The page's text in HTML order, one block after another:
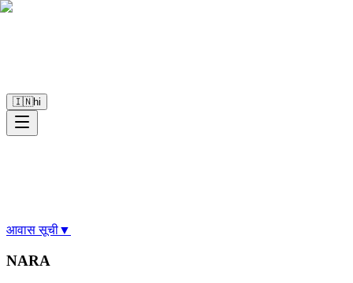
🇮🇳hi
आवास सूची▼
NARA